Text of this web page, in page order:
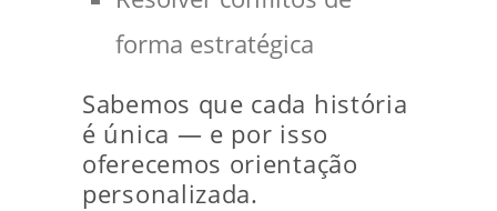
forma estratégica
Sabemos que cada história
é única — e por isso
oferecemos orientação
personalizada.